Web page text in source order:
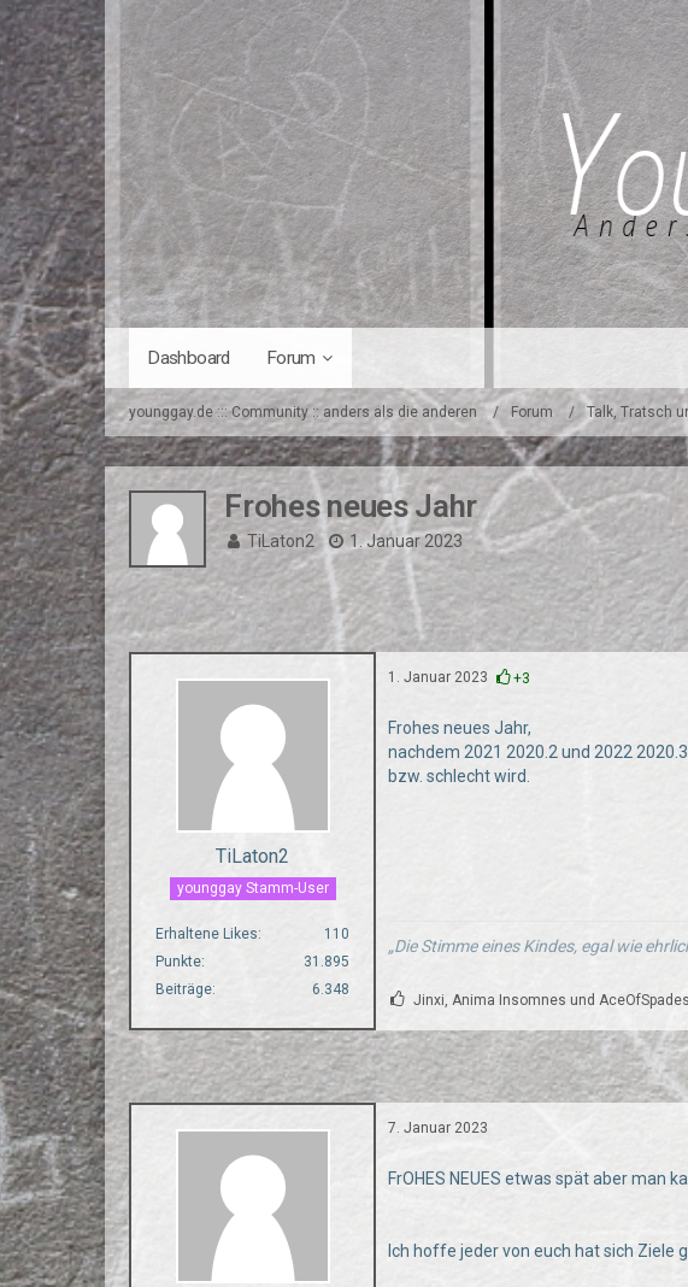
Dashboard Forum
younggay.de ::: Community :: anders als die anderen Forum Talk, Tratsch
Frohes neues Jahr
TiLaton2 1. Januar 2023
TiLaton2
younggay Stamm-User
Erhaltene Likes
110
Punkte
31.895
Beiträge
6.348
1. Januar 2023 +3
Frohes neues Jahr,
nachdem 2021 2020.2 und 2022
bzw. schlecht wird.
„Die Stimme eines Kindes, egal wie
Jinxi, Anima Insomnes und
7. Januar 2023
FrOHES NEUES etwas spät aber man
Ich hoffe jeder von euch hat sich